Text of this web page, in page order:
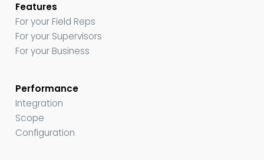
Features
For your Field Reps
For your Supervisors
For your Business
Performance
Integration
Scope
Configuration